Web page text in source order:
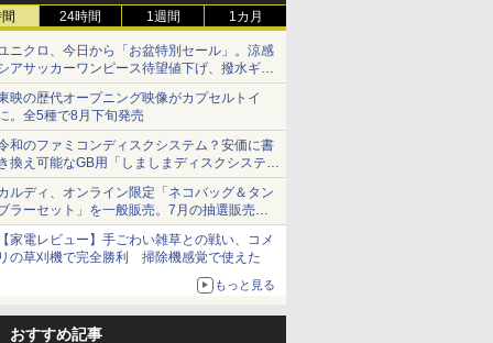
24時間 1週間 1カ月
ニクロ、今日から「お盆特別セール」。涼感
アサッカーワンピース待望値下げ、撥水ギア
ョーツは1990円に
映の歴代オープニング映像がカプセルトイ
。全5種で8月下旬発売
和のファミコンディスクシステム？安価に書
換え可能なGB用「しましまディスクシステ
」
ルディ、オンライン限定「ネコバッグ＆タン
ラーセット」を一般販売。7月の抽選販売の
選無効分
家電レビュー】手ごわい雑草との戦い、コメ
の草刈機で完全勝利 掃除機感覚で使えた
もっと見る
おすすめ記事